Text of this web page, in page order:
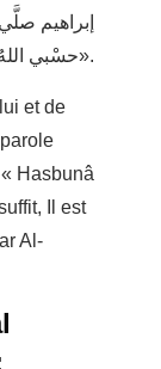
إبراهيم
«حسْبي اللهُ ونِعْمَ الوكيلِ». (رواه البخاري).
et de
Hasbunâ
Il est
Al-